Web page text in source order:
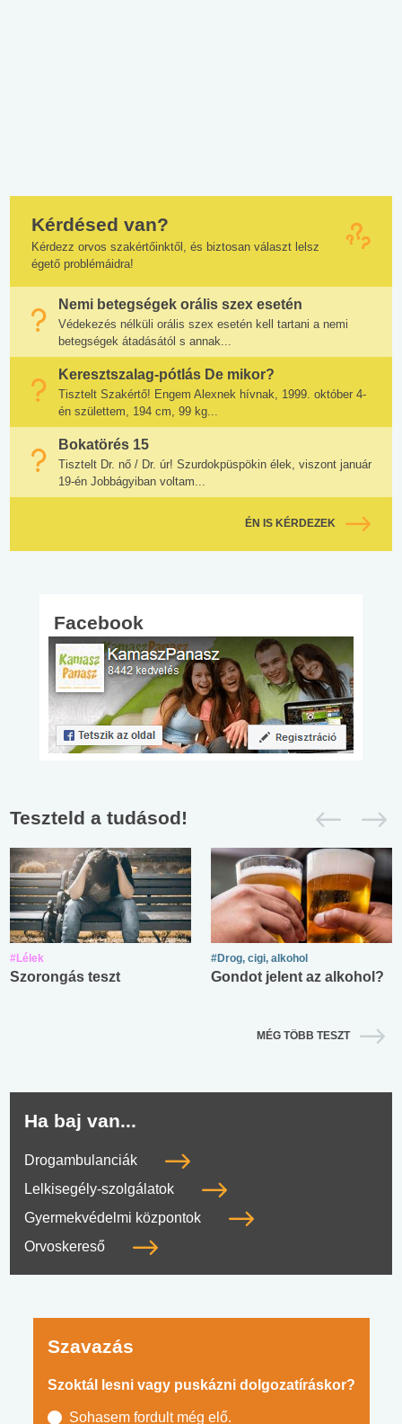
Kérdésed van?
Kérdezz orvos szakértőinktől, és biztosan választ lelsz
égető problémáidra!
Nemi betegségek orális szex esetén
Védekezés nélküli orális szex esetén kell tartani a nemi
betegségek átadásától s annak...
Keresztszalag-pótlás De mikor?
Tisztelt Szakértő! Engem Alexnek hívnak, 1999. október 4-
én születtem, 194 cm, 99 kg...
Bokatörés 15
Tisztelt Dr. nő / Dr. úr! Szurdokpüspökin élek, viszont január
19-én Jobbágyiban voltam...
ÉN IS KÉRDEZEK
Facebook
Teszteld a tudásod!
#Lélek
Szorongás teszt
#Drog, cigi, alkohol
Gondot jelent az alkohol?
MÉG TÖBB TESZT
Ha baj van...
Drogambulanciák
Lelkisegély-szolgálatok
Gyermekvédelmi központok
Orvoskereső
Szavazás
Szoktál lesni vagy puskázni dolgozatíráskor?
Sohasem fordult még elő.